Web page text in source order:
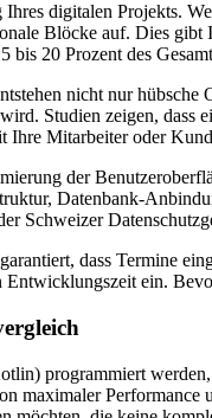
digitalen Projekts.
Blöcke auf. Dies
20 Prozent des
nicht nur
Studien zeigen,
Ihre Mitarbeiter oder
der
Datenbank-
Schweizer
dass Termine
Entwicklungszeit ein.
programmiert
maximaler